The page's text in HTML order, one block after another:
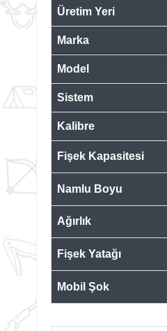
Üretim Yeri
Marka
Model
Sistem
Kalibre
Fişek Kapasitesi
Namlu Boyu
Ağırlık
Fişek Yatağı
Mobil Şok